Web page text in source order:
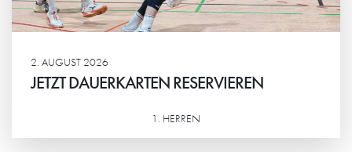
2. AUGUST 2026
JETZT DAUERKARTEN RESERVIEREN
1. HERREN